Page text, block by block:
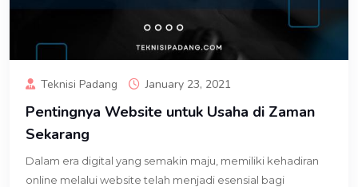
Teknisi Padang January 23, 2021
Pentingnya Website untuk Usaha di Zaman
Sekarang
Dalam era digital yang semakin maju, memiliki kehadiran
online melalui website telah menjadi esensial bagi